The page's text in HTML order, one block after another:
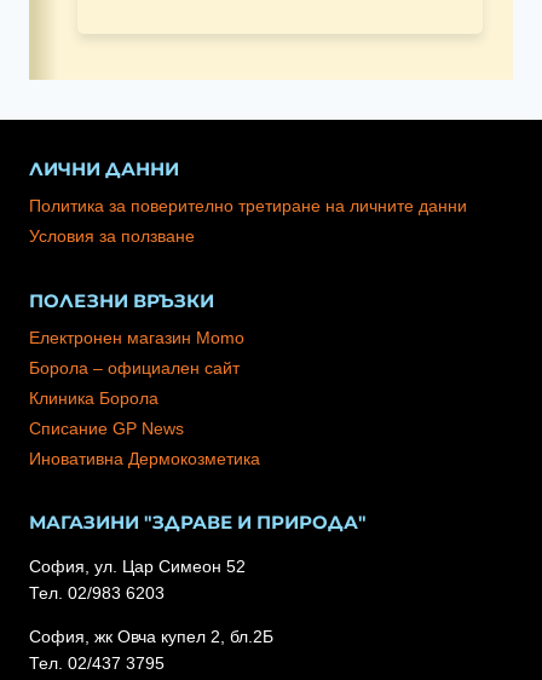
ЛИЧНИ ДАННИ
Политика за поверително третиране на личните данни
Условия за ползване
ПОЛЕЗНИ ВРЪЗКИ
Електронен магазин Momo
Борола – официален сайт
Клиника Борола
Списание GP News
Иновативна Дермокозметика
МАГАЗИНИ "ЗДРАВЕ И ПРИРОДА"
София, ул. Цар Симеон 52
Тел. 02/983 6203
София, жк Овча купел 2, бл.2Б
Тел. 02/437 3795